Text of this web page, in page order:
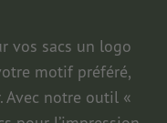
vos sacs un logo
motif préféré,
Avec notre outil «